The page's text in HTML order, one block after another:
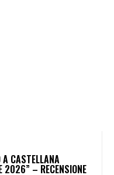
A CASTELLANA
2026” – RECENSIONE